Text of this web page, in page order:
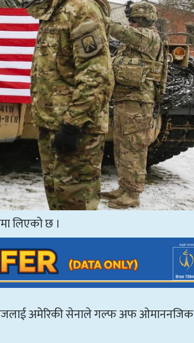
लिएको छ ।
अमेरिकी सेनाले गल्फ अफ ओमाननजिक